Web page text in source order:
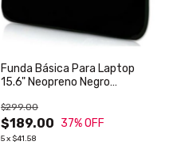
Funda Básica Para Laptop
15.6" Neopreno Negro
$189.00
$299.00
37% OFF
5x $41.58